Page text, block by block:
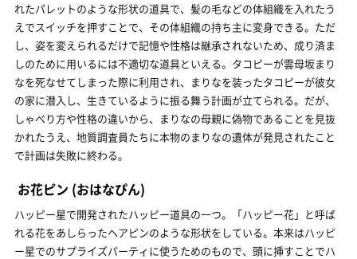
れたパレットのような形状の道具で、髪の毛などの体組織を入れたう
えでスイッチを押すことで、その体組織の持ち主に変身できる。ただ
し、姿を変えられるだけで記憶や性格は継承されないため、成り済ま
しのために用いるには不適切な道具といえる。タコピーが雲母坂まり
なを死なせてしまった際に利用され、まりなを装ったタコピーが彼女
の家に潜入し、生きているように振る舞う計画が立てられる。だが、
しゃべり方や性格の違いから、まりなの母親に偽物であることを見抜
かれたうえ、地質調査員たちに本物のまりなの遺体が発見されたこと
で計画は失敗に終わる。
お花ピン (おはなぴん)
ハッピー星で開発されたハッピー道具の一つ。「ハッピー花」と呼ば
れる花をあしらったヘアピンのような形状をしている。本来はハッピ
ー星でのサプライズパーティに使うためのもので、頭に挿すことでハ